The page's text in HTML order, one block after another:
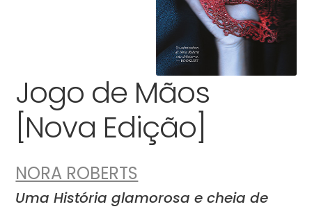
Jogo de Mãos
[Nova Edição]
NORA ROBERTS
Uma História glamorosa e cheia de